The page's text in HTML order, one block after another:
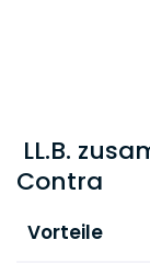
LL.B.
Contra
Vorteile